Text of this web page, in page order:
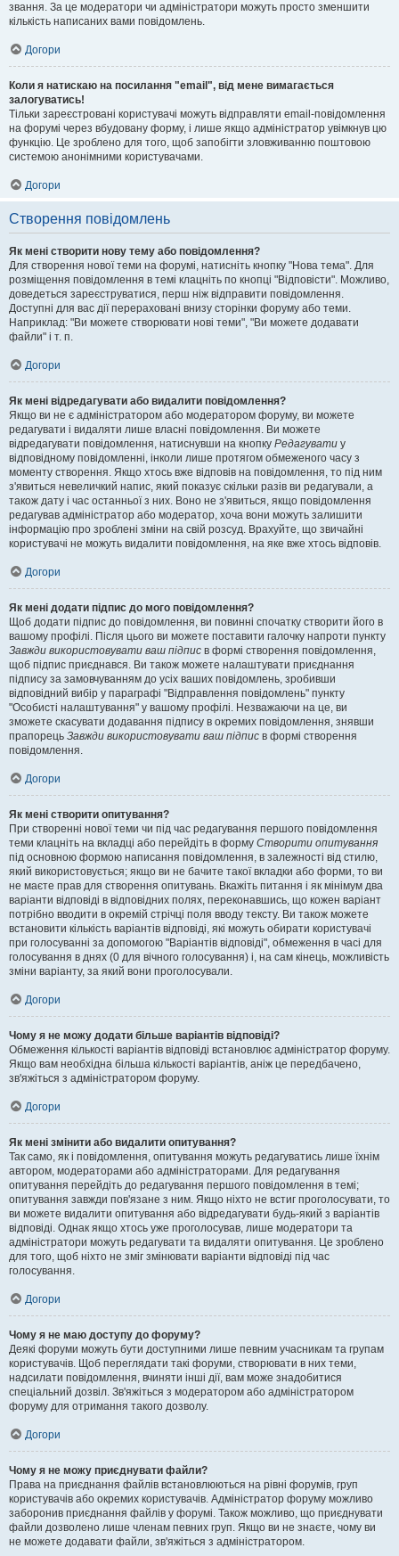
звання. За це модератори чи адміністратори можуть просто зменшити
кількість написаних вами повідомлень.
Догори
Коли я натискаю на посилання "email", від мене вимагається
залогуватись!
Тільки зареєстровані користувачі можуть відправляти email-повідомлення
на форумі через вбудовану форму, і лише якщо адміністратор увімкнув цю
функцію. Це зроблено для того, щоб запобігти зловживанню поштовою
системою анонімними користувачами.
Догори
Створення повідомлень
Як мені створити нову тему або повідомлення?
Для створення нової теми на форумі, натисніть кнопку "Нова тема". Для
розміщення повідомлення в темі клацніть по кнопці "Відповісти". Можливо,
доведеться зареєструватися, перш ніж відправити повідомлення.
Доступні для вас дії перераховані внизу сторінки форуму або теми.
Наприклад: "Ви можете створювати нові теми", "Ви можете додавати
файли" і т. п.
Догори
Як мені відредагувати або видалити повідомлення?
Якщо ви не є адміністратором або модератором форуму, ви можете
редагувати і видаляти лише власні повідомлення. Ви можете
відредагувати повідомлення, натиснувши на кнопку Редагувати у
відповідному повідомленні, інколи лише протягом обмеженого часу з
моменту створення. Якщо хтось вже відповів на повідомлення, то під ним
з'явиться невеличкий напис, який показує скільки разів ви редагували, а
також дату і час останньої з них. Воно не з'явиться, якщо повідомлення
редагував адміністратор або модератор, хоча вони можуть залишити
інформацію про зроблені зміни на свій розсуд. Врахуйте, що звичайні
користувачі не можуть видалити повідомлення, на яке вже хтось відповів.
Догори
Як мені додати підпис до мого повідомлення?
Щоб додати підпис до повідомлення, ви повинні спочатку створити його в
вашому профілі. Після цього ви можете поставити галочку напроти пункту
Завжди використовувати ваш підпис в формі створення повідомлення,
щоб підпис приєднався. Ви також можете налаштувати приєднання
підпису за замовчуванням до усіх ваших повідомлень, зробивши
відповідний вибір у параграфі "Відправлення повідомлень" пункту
"Особисті налаштування" у вашому профілі. Незважаючи на це, ви
зможете скасувати додавання підпису в окремих повідомлення, знявши
прапорець Завжди використовувати ваш підпис в формі створення
повідомлення.
Догори
Як мені створити опитування?
При створенні нової теми чи під час редагування першого повідомлення
теми клацніть на вкладці або перейдіть в форму Створити опитування
під основною формою написання повідомлення, в залежності від стилю,
який використовується; якщо ви не бачите такої вкладки або форми, то ви
не маєте прав для створення опитувань. Вкажіть питання і як мінімум два
варіанти відповіді в відповідних полях, переконавшись, що кожен варіант
потрібно вводити в окремій стрічці поля вводу тексту. Ви також можете
встановити кількість варіантів відповіді, які можуть обирати користувачі
при голосуванні за допомогою "Варіантів відповіді", обмеження в часі для
голосування в днях (0 для вічного голосування) і, на сам кінець, можливість
зміни варіанту, за який вони проголосували.
Догори
Чому я не можу додати більше варіантів відповіді?
Обмеження кількості варіантів відповіді встановлює адміністратор форуму.
Якщо вам необхідна більша кількості варіантів, аніж це передбачено,
зв'яжіться з адміністратором форуму.
Догори
Як мені змінити або видалити опитування?
Так само, як і повідомлення, опитування можуть редагуватись лише їхнім
автором, модераторами або адміністраторами. Для редагування
опитування перейдіть до редагування першого повідомлення в темі;
опитування завжди пов'язане з ним. Якщо ніхто не встиг проголосувати, то
ви можете видалити опитування або відредагувати будь-який з варіантів
відповіді. Однак якщо хтось уже проголосував, лише модератори та
адміністратори можуть редагувати та видаляти опитування. Це зроблено
для того, щоб ніхто не зміг змінювати варіанти відповіді під час
голосування.
Догори
Чому я не маю доступу до форуму?
Деякі форуми можуть бути доступними лише певним учасникам та групам
користувачів. Щоб переглядати такі форуми, створювати в них теми,
надсилати повідомлення, вчиняти інші дії, вам може знадобитися
спеціальний дозвіл. Зв'яжіться з модератором або адміністратором
форуму для отримання такого дозволу.
Догори
Чому я не можу приєднувати файли?
Права на приєднання файлів встановлюються на рівні форумів, груп
користувачів або окремих користувачів. Адміністратор форуму можливо
заборонив приєднання файлів у форумі. Також можливо, що приєднувати
файли дозволено лише членам певних груп. Якщо ви не знаєте, чому ви
не можете додавати файли, зв'яжіться з адміністратором.